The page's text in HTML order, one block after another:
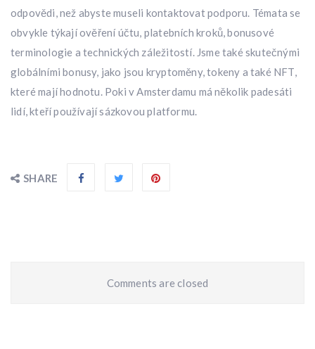
odpovědi, než abyste museli kontaktovat podporu. Témata se
obvykle týkají ověření účtu, platebních kroků, bonusové
terminologie a technických záležitostí. Jsme také skutečnými
globálními bonusy, jako jsou kryptoměny, tokeny a také NFT,
které mají hodnotu. Poki v Amsterdamu má několik padesáti
lidí, kteří používají sázkovou platformu.
SHARE
Comments are closed